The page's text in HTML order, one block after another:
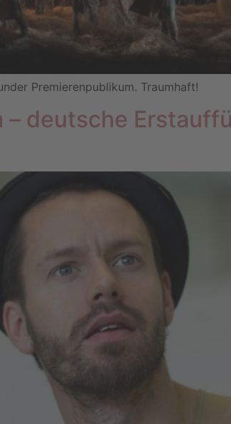
Premierenpublikum. Traumhaft!
deutsche